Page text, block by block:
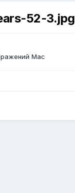
52-3.jpg
Mac